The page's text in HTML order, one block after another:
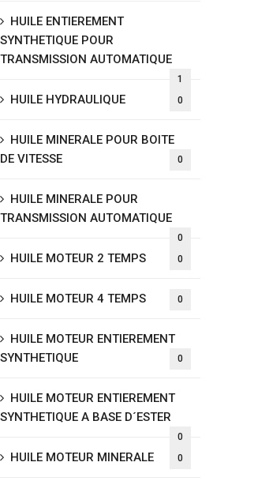
HUILE ENTIEREMENT
SYNTHETIQUE POUR
TRANSMISSION AUTOMATIQUE
1
HUILE HYDRAULIQUE 0
HUILE MINERALE POUR BOITE
DE VITESSE
0
HUILE MINERALE POUR
TRANSMISSION AUTOMATIQUE
0
HUILE MOTEUR 2 TEMPS 0
HUILE MOTEUR 4 TEMPS 0
HUILE MOTEUR ENTIEREMENT
SYNTHETIQUE
0
HUILE MOTEUR ENTIEREMENT
SYNTHETIQUE A BASE D´ESTER
0
HUILE MOTEUR MINERALE 0